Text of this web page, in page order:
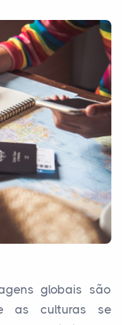
globais são
as culturas se